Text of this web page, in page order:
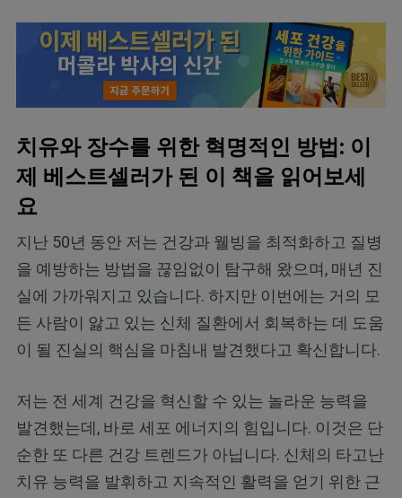
치유와 장수를 위한 혁명적인 방법: 이
제 베스트셀러가 된 이 책을 읽어보세
요
지난 50년 동안 저는 건강과 웰빙을 최적화하고 질병
을 예방하는 방법을 끊임없이 탐구해 왔으며, 매년 진
실에 가까워지고 있습니다. 하지만 이번에는 거의 모
든 사람이 앓고 있는 신체 질환에서 회복하는 데 도움
이 될 진실의 핵심을 마침내 발견했다고 확신합니다.
저는 전 세계 건강을 혁신할 수 있는 놀라운 능력을
발견했는데, 바로 세포 에너지의 힘입니다. 이것은 단
순한 또 다른 건강 트렌드가 아닙니다. 신체의 타고난
치유 능력을 발휘하고 지속적인 활력을 얻기 위한 근